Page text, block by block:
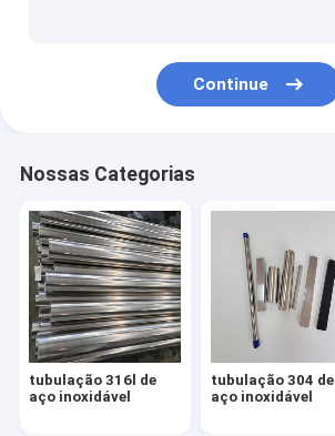
folha de aço inoxidável do espelho
Tubulação da liga de alumínio
Folha da liga de alumínio
Bobina da liga de alumínio
encaixes de aço inoxidável
Continue
Nossas Categorias
tubulação 316l de
aço inoxidável
tubulação 304 de
aço inoxidável